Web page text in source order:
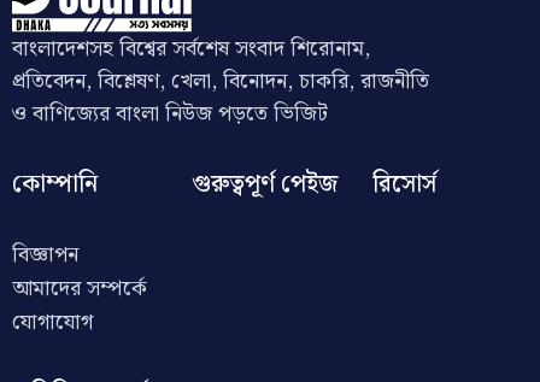
বাংলাদেশসহ বিশ্বের সর্বশেষ সংবাদ শিরোনাম,
প্রতিবেদন, বিশ্লেষণ, খেলা, বিনোদন, চাকরি, রাজনীতি
ও বাণিজ্যের বাংলা নিউজ পড়তে ভিজিট
কোম্পানি
বিজ্ঞাপন
আমাদের সম্পর্কে
যোগাযোগ
গুরুত্বপূর্ণ পেইজ রিসোর্স